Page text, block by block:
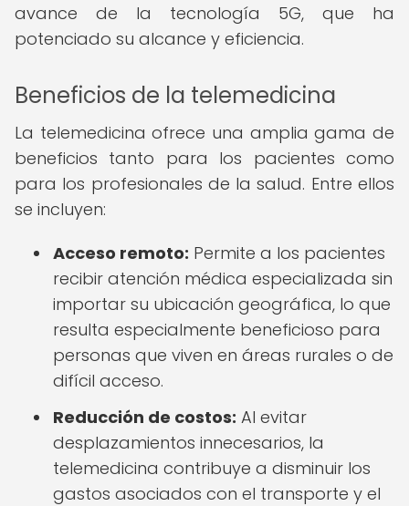
avance de la tecnología 5G, que ha
potenciado su alcance y eficiencia.
Beneficios de la telemedicina
La telemedicina ofrece una amplia gama de
beneficios tanto para los pacientes como
para los profesionales de la salud. Entre ellos
se incluyen:
Acceso remoto: Permite a los pacientes
recibir atención médica especializada sin
importar su ubicación geográfica, lo que
resulta especialmente beneficioso para
personas que viven en áreas rurales o de
difícil acceso.
Reducción de costos: Al evitar
desplazamientos innecesarios, la
telemedicina contribuye a disminuir los
gastos asociados con el transporte y el